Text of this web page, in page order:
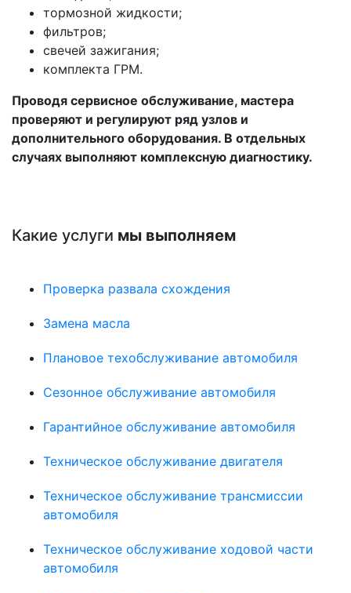
тормозной жидкости;
фильтров;
свечей зажигания;
комплекта ГРМ.
Проводя сервисное обслуживание, мастера
проверяют и регулируют ряд узлов и
дополнительного оборудования. В отдельных
случаях выполняют комплексную диагностику.
Какие услуги мы выполняем
Проверка развала схождения
Замена масла
Плановое техобслуживание автомобиля
Сезонное обслуживание автомобиля
Гарантийное обслуживание автомобиля
Техническое обслуживание двигателя
Техническое обслуживание трансмиссии
автомобиля
Техническое обслуживание ходовой части
автомобиля